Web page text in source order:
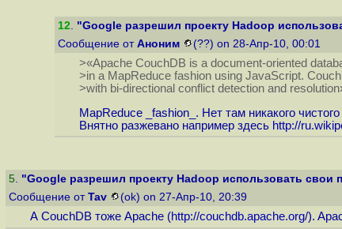
12. "Google разрешил проекту Hadoop
Сообщение от Аноним (??) on 28-Апр-10, 00:01
>«Apache CouchDB is a document-oriented
>in a MapReduce fashion using JavaScript.
>with bi-directional conflict detection and
MapReduce _fashion_. Нет там никакого
Внятно разжевано например здесь http://
5. "Google разрешил проекту Hadoop использовать свои
Сообщение от Tav (ok) on 27-Апр-10, 20:39
А CouchDB тоже Apache (http://couchdb.apache.org/).